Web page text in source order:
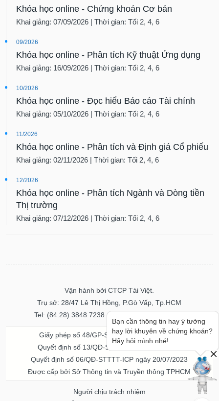
Khóa học online - Chứng khoán Cơ bản
Khai giảng: 07/09/2026 | Thời gian: Tối 2, 4, 6
09/2026
Khóa học online - Phân tích Kỹ thuật Ứng dụng
Khai giảng: 16/09/2026 | Thời gian: Tối 2, 4, 6
10/2026
Khóa học online - Đọc hiểu Báo cáo Tài chính
Khai giảng: 05/10/2026 | Thời gian: Tối 2, 4, 6
11/2026
Khóa học online - Phân tích và Định giá Cổ phiếu
Khai giảng: 02/11/2026 | Thời gian: Tối 2, 4, 6
12/2026
Khóa học online - Phân tích Ngành và Dòng tiền
Thị trường
Khai giảng: 07/12/2026 | Thời gian: Tối 2, 4, 6
Vận hành bởi CTCP Tài Việt.
Trụ sở: 28/47 Lê Thị Hồng, P.Gò Vấp, Tp.HCM
Tel: (84.28) 3848 7238 - Fax: (84.28) 3848 7237
Giấy phép số 48/GP-STTTT ngày 04/11/2016
Quyết định số 13/QĐ-STTTT ngày 02/11/2017
Quyết định số 06/QĐ-STTTT-ICP ngày 20/07/2023
Được cấp bởi Sở Thông tin và Truyền thông TPHCM
Người chịu trách nhiệm
Bạn cần thông tin hay ý tưởng
hay lời khuyên về chứng khoán?
Hãy hỏi mình nhé!